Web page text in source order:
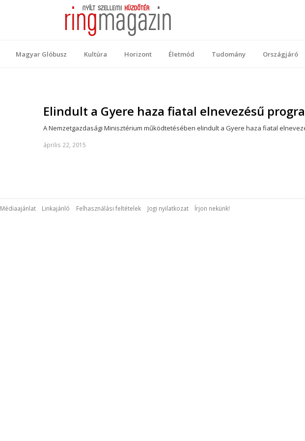
Magyar Glóbusz Kultúra Horizont Életmód Tudomány Országjáró
Elindult a Gyere haza fiatal elnevezésű
A Nemzetgazdasági Minisztérium működtetésében elindult a Gyere haza fiatal
április 22, 2015
Médiaajánlat Linkajánló Felhasználási feltételek Jogi nyilatkozat Írjon nekünk!